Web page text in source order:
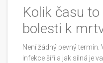
Kolik času
bolesti k
Není žádný pevný
infekce šíří a jak silná je